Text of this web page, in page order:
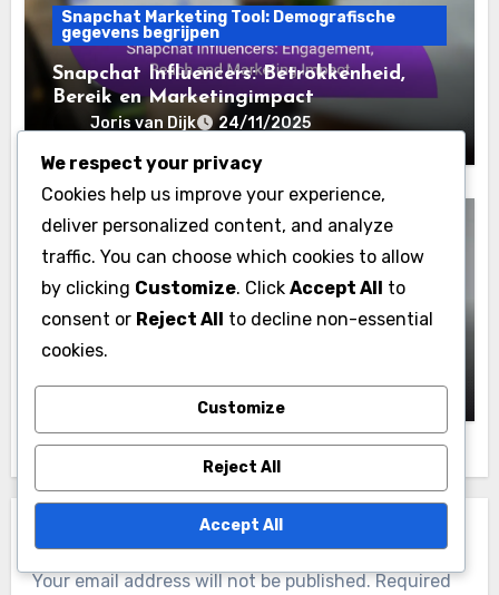
Snapchat Gebruikersgedragsgegevens:
Inzichten, Advertentieoptimalisatie en
Campagnesucces
Joris van Dijk 26/11/2025
gegevens begrijpen
Snapchat Influencers: Betrokkenheid,
Bereik en Marketingimpact
Joris van Dijk 24/11/2025
Snapchat Marketing Tool: Demografische
Snapchat Gebruikersinteresses:
Marketingstrategieën en
Betrokkenheidstactieken
Joris van Dijk 11/11/2025
We respect your privacy
Cookies help us improve your experience,
deliver personalized content, and analyze
traffic. You can choose which cookies to allow
by clicking Customize. Click Accept All to
consent or Reject All to decline non-essential
cookies.
Customize
Reject All
Accept All